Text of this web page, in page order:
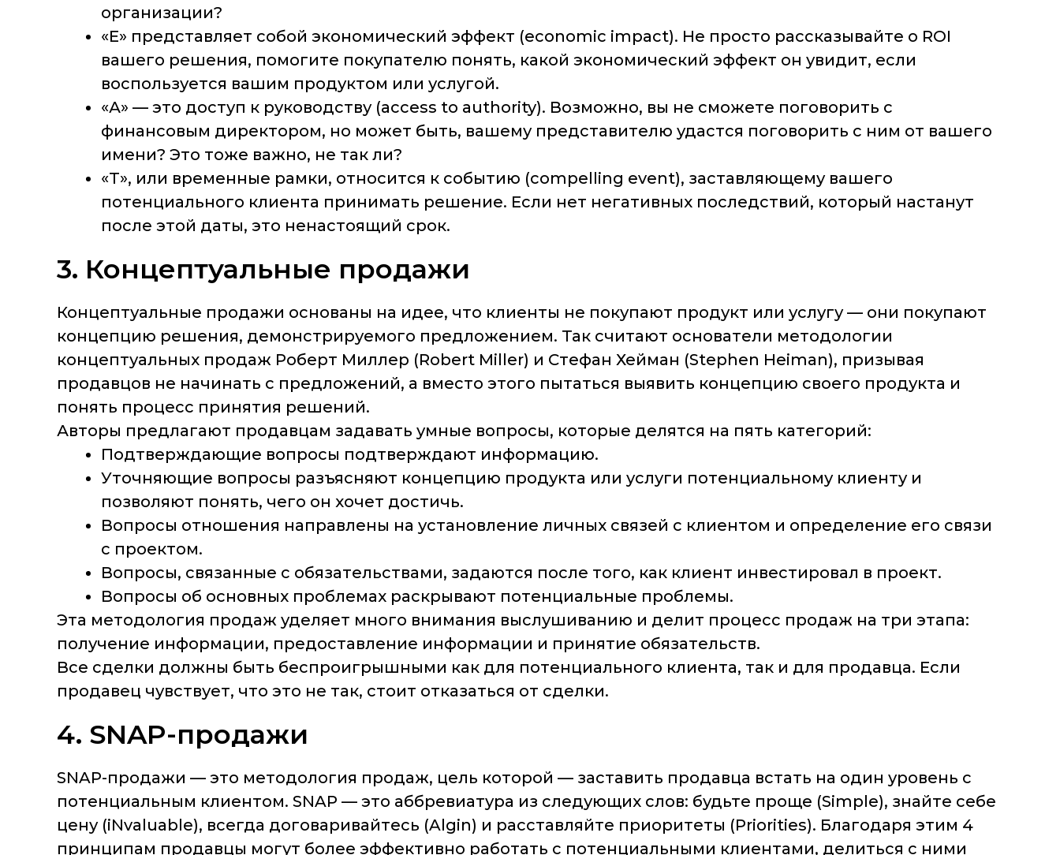
организации?
«Е» представляет собой экономический эффект (economic impact). Не просто рассказывайте о ROI
вашего решения, помогите покупателю понять, какой экономический эффект он увидит, если
воспользуется вашим продуктом или услугой.
«А» — это доступ к руководству (access to authority). Возможно, вы не сможете поговорить с
финансовым директором, но может быть, вашему представителю удастся поговорить с ним от вашего
имени? Это тоже важно, не так ли?
«Т», или временные рамки, относится к событию (compelling event), заставляющему вашего
потенциального клиента принимать решение. Если нет негативных последствий, который настанут
после этой даты, это ненастоящий срок.
3. Концептуальные продажи
Концептуальные продажи основаны на идее, что клиенты не покупают продукт или услугу — они покупают
концепцию решения, демонстрируемого предложением. Так считают основатели методологии
концептуальных продаж Роберт Миллер (Robert Miller) и Стефан Хейман (Stephen Heiman), призывая
продавцов не начинать с предложений, а вместо этого пытаться выявить концепцию своего продукта и
понять процесс принятия решений.
Авторы предлагают продавцам задавать умные вопросы, которые делятся на пять категорий:
Подтверждающие вопросы подтверждают информацию.
Уточняющие вопросы разъясняют концепцию продукта или услуги потенциальному клиенту и
позволяют понять, чего он хочет достичь.
Вопросы отношения направлены на установление личных связей с клиентом и определение его связи
с проектом.
Вопросы, связанные с обязательствами, задаются после того, как клиент инвестировал в проект.
Вопросы об основных проблемах раскрывают потенциальные проблемы.
Эта методология продаж уделяет много внимания выслушиванию и делит процесс продаж на три этапа:
получение информации, предоставление информации и принятие обязательств.
Все сделки должны быть беспроигрышными как для потенциального клиента, так и для продавца. Если
продавец чувствует, что это не так, стоит отказаться от сделки.
4. SNAP-продажи
SNAP-продажи — это методология продаж, цель которой — заставить продавца встать на один уровень с
потенциальным клиентом. SNAP — это аббревиатура из следующих слов: будьте проще (Simple), знайте себе
цену (iNvaluable), всегда договаривайтесь (Algin) и расставляйте приоритеты (Priorities). Благодаря этим 4
принципам продавцы могут более эффективно работать с потенциальными клиентами, делиться с ними